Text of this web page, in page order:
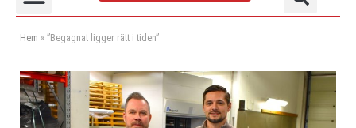
Hem » ”Begagnat ligger rätt i tiden”